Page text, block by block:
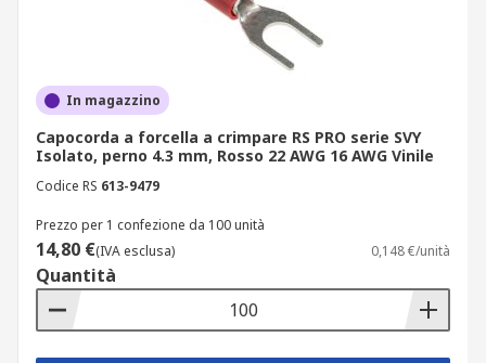
In magazzino
Capocorda a forcella a crimpare RS PRO serie SVY
Isolato, perno 4.3 mm, Rosso 22 AWG 16 AWG Vinile
Codice RS 613-9479
Prezzo per 1 confezione da 100 unità
14,80 €(IVA esclusa) 0,148 €/unità
Quantità